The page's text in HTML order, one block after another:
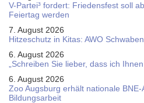
V-Partei­³ fordert: Friedens­fest soll
Feier­tag werden
7. August 2026
Hitzeschutz in Kitas: AWO
6. August 2026
„Schreiben Sie lieber, dass ich
6. August 2026
Zoo Augsburg erhält nationale
Bildungsarbeit